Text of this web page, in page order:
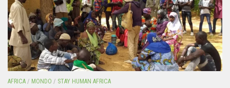
AFRICA / MONDO / STAY HUMAN AFRICA